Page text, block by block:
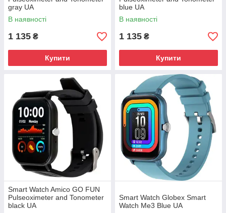
gray UA
В наявності
1 135 ₴
Купити
blue UA
В наявності
1 135 ₴
Купити
Smart Watch Amico GO FUN
Pulseoximeter and Tonometer
black UA
Smart Watch Globex Smart
Watch Me3 Blue UA